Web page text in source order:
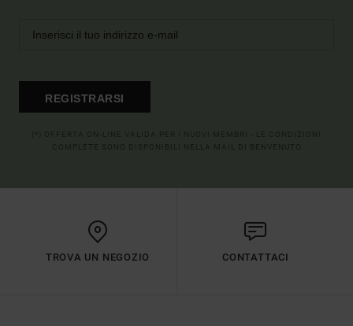
REGISTRARSI
TROVA UN NEGOZIO CONTATTACI